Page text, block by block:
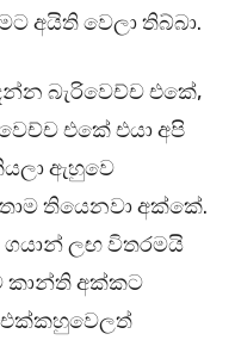
අයිති වෙලා තිබ්බා.
බැරිවෙච්ච එකේ,
එකේ එයා අපි
ඇහුවෙ
තියෙනවා අක්කේ.
ලඟ විතරමයි
කාන්ති අක්කට
එක්කහුවෙලත්